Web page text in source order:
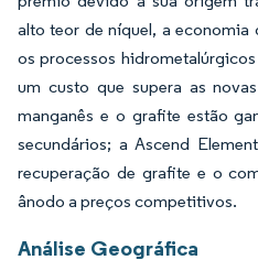
alto teor de níquel, a economia
os processos
um custo que supera as
manganês e o grafite estão
secundários; a Ascend
recuperação de grafite e o
ânodo a preços competitivos.
Análise Geográfica